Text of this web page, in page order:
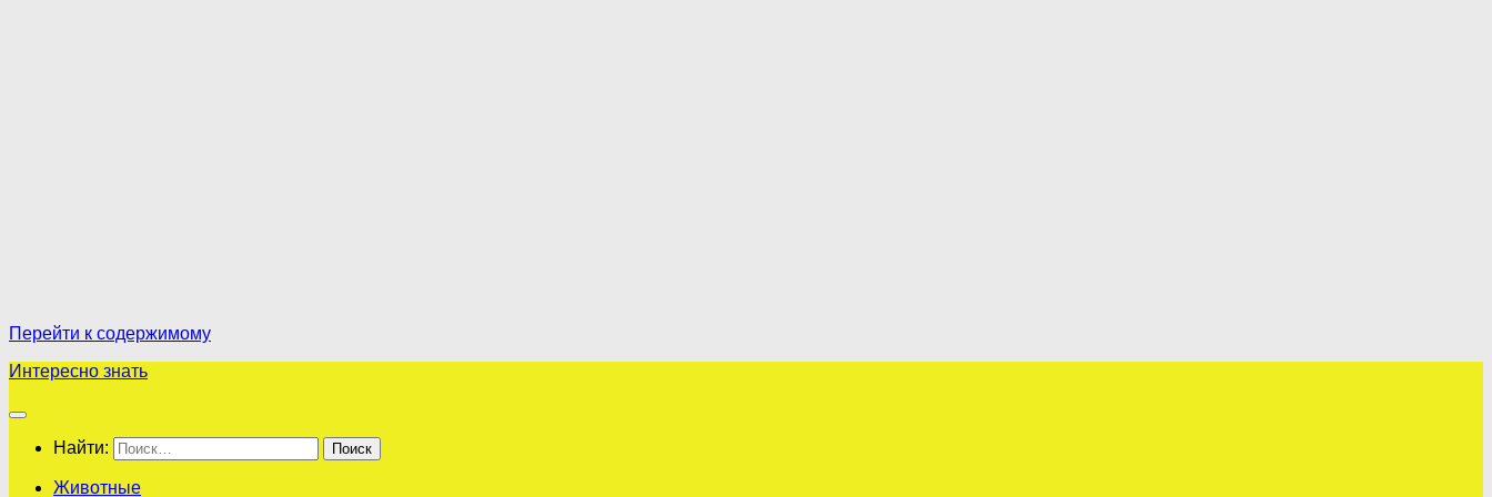
Перейти к содержимому
Интересно знать
Найти:
Животные